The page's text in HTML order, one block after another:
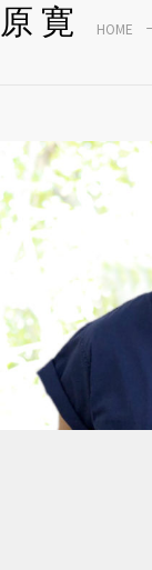
原 寛 HOME